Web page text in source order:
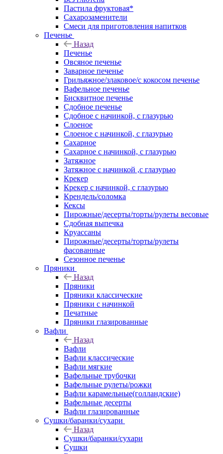
Пастила фруктовая*
Сахарозаменители
Смеси для приготовления напитков
Печенье
Назад
Печенье
Овсяное печенье
Заварное печенье
Грильяжное/злаковое/с кокосом печенье
Вафельное печенье
Бисквитное печенье
Сдобное печенье
Сдобное с начинкой, с глазурью
Слоеное
Слоеное с начинкой, с глазурью
Сахарное
Сахарное с начинкой, с глазурью
Затяжное
Затяжное с начинкой ,с глазурью
Крекер
Крекер с начинкой, с глазурью
Крендель/соломка
Кексы
Пирожные/десерты/торты/рулеты весовые
Сдобная выпечка
Круассаны
Пирожные/десерты/торты/рулеты
фасованные
Сезонное печенье
Пряники
Назад
Пряники
Пряники классические
Пряники с начинкой
Печатные
Пряники глазированные
Вафли
Назад
Вафли
Вафли классические
Вафли мягкие
Вафельные трубочки
Вафельные рулеты/рожки
Вафли карамельные(голландские)
Вафельные десерты
Вафли глазированные
Сушки/баранки/сухари
Назад
Сушки/баранки/сухари
Сушки